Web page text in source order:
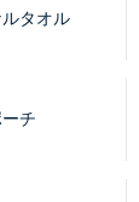
タオル
チ